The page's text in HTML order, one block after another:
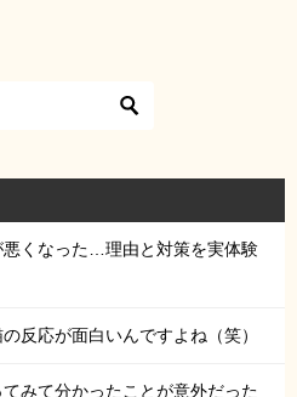
くなった…理由と対策を実体験
反応が面白いんですよね（笑）
みて分かったことが意外だった